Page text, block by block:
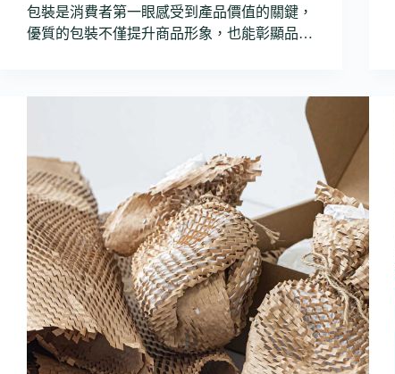
包裝是消費者第一眼感受到產品價值的關鍵，
優質的包裝不僅提升商品形象，也能彰顯品…